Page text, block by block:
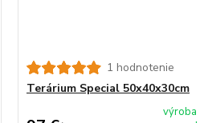
1 hodnotenie
Terárium Special 50x40x30cm
výroba